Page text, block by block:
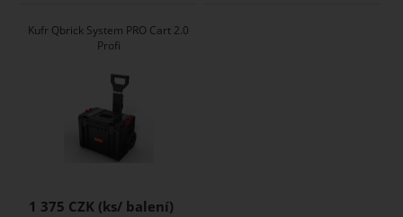
Kufr Qbrick System PRO Cart 2.0
Profi
1 375 CZK